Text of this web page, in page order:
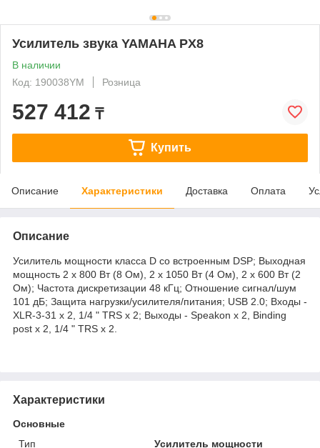
Усилитель звука YAMAHA PX8
В наличии
Код: 190038YM
Розница
527 412 ₸
Купить
Описание Характеристики Доставка Оплата
Описание
Усилитель мощности класса D со встроенным DSP; Выходная
мощность 2 x 800 Вт (8 Ом), 2 x 1050 Вт (4 Ом), 2 x 600 Вт (2
Ом); Частота дискретизации 48 кГц; Отношение сигнал/шум
101 дБ; Защита нагрузки/усилителя/питания; USB 2.0; Входы -
XLR-3-31 x 2, 1/4 " TRS x 2; Выходы - Speakon x 2, Binding
post x 2, 1/4 " TRS x 2.
Характеристики
Основные
Тип
Усилитель мощности